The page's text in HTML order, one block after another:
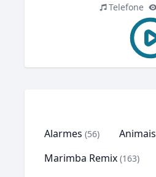
Telefone
Alarmes (56) Animais
Marimba Remix (163)